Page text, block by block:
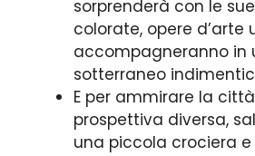
sorprenderà con le
colorate, opere d’arte
accompagneranno in
sotterraneo
E per ammirare la
prospettiva diversa,
una piccola crociera